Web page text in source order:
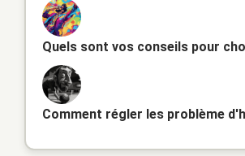
Quels sont vos conseils pour
Comment régler les problème